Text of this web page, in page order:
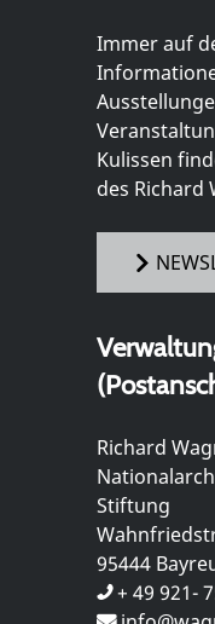
Immer auf
Kulissen
des Richard
Richard
Stiftung
95444
+ 49 921-